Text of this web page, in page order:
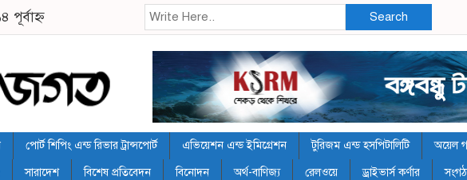
পূর্বাহ্ন Search
পোর্ট শিপিং এন্ড রিভার ট্রান্সপোর্ট এভিয়েশন এন্ড ইমিগ্রেশন টুরিজম এন্ড হসপিটালিটি অয়েল
সারাদেশ বিশেষ প্রতিবেদন বিনোদন অর্থ-বাণিজ্য রেলওয়ে ড্রাইভার্স কর্ণার